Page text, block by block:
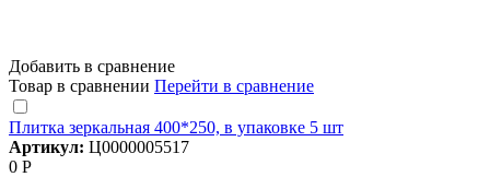
Добавить в сравнение
Товар в сравнении Перейти в сравнение
Плитка зеркальная 400*250, в упаковке 5 шт
Артикул: Ц0000005517
0 Р